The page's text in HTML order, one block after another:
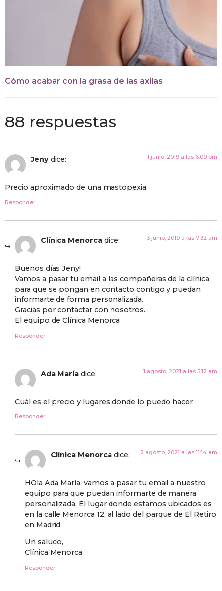
Cómo acabar con la grasa de las axilas
88 respuestas
Jeny dice: 1 junio, 2019 a las 6:09 pm
Precio aproximado de una mastopexia
Responder
Clínica Menorca dice: 3 junio, 2019 a las 7:32 am
Buenos días Jeny!
Vamos a pasar tu email a las compañeras de la clínica
para que se pongan en contacto contigo y puedan
informarte de forma personalizada.
Gracias por contactar con nosotros.
El equipo de Clínica Menorca
Responder
Ada Maria dice: 1 agosto, 2021 a las 5:12 am
Cuál es el precio y lugares donde lo puedo hacer
Responder
Clínica Menorca dice: 2 agosto, 2021 a las 11:14 am
HOla Ada María, vamos a pasar tu email a nuestro
equipo para que puedan informarte de manera
personalizada. El lugar donde estamos ubicados es
en la calle Menorca 12, al lado del parque de El Retiro
en Madrid.
Un saludo,
Clínica Menorca
Responder